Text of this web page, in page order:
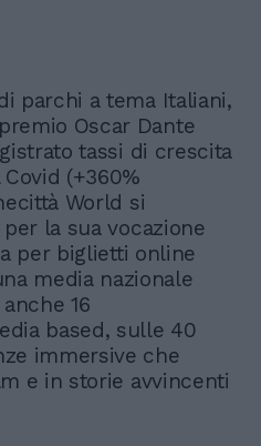
parchi a tema Italiani,
Oscar Dante
tassi di crescita
(+360%
World si
la sua vocazione
per biglietti online
media nazionale
16
based, sulle 40
immersive che
e in storie avvincenti